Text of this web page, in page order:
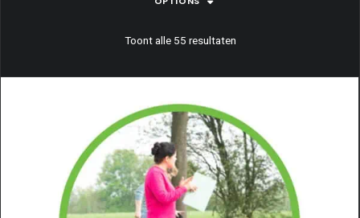
Toont alle 55 resultaten